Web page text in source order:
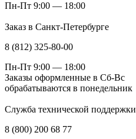
Пн-Пт 9:00 — 18:00
Заказ в Санкт-Петербурге
8 (812) 325-80-00
Пн-Пт 9:00 — 18:00
Заказы оформленные в Сб-Вс
обрабатываются в понедельник
Служба технической поддержки
8 (800) 200 68 77